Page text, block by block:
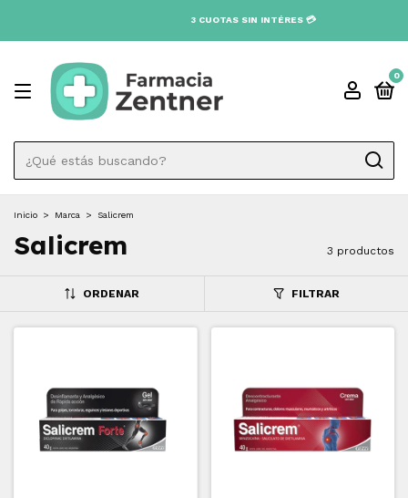
3 CUOTAS SIN INTÉRES 💳
0
Inicio > Marca > Salicrem
Salicrem 3 productos
ORDENAR FILTRAR